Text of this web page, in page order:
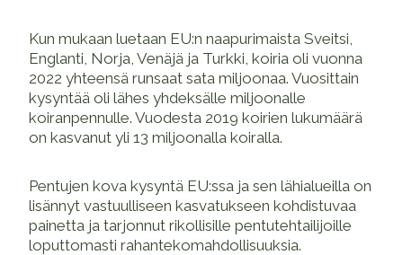
Kun mukaan luetaan EU:n naapurimaista Sveitsi,
Englanti, Norja, Venäjä ja Turkki, koiria oli vuonna
2022 yhteensä runsaat sata miljoonaa. Vuosittain
kysyntää oli lähes yhdeksälle miljoonalle
koiranpennulle. Vuodesta 2019 koirien lukumäärä
on kasvanut yli 13 miljoonalla koiralla.
Pentujen kova kysyntä EU:ssa ja sen lähialueilla on
lisännyt vastuulliseen kasvatukseen kohdistuvaa
painetta ja tarjonnut rikollisille pentutehtailijoille
loputtomasti rahantekomahdollisuuksia.